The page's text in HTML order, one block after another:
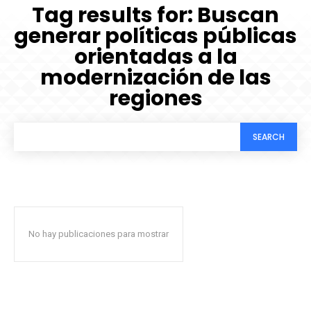
Tag results for: Buscan
generar políticas públicas
orientadas a la
modernización de las
regiones
SEARCH
No hay publicaciones para mostrar